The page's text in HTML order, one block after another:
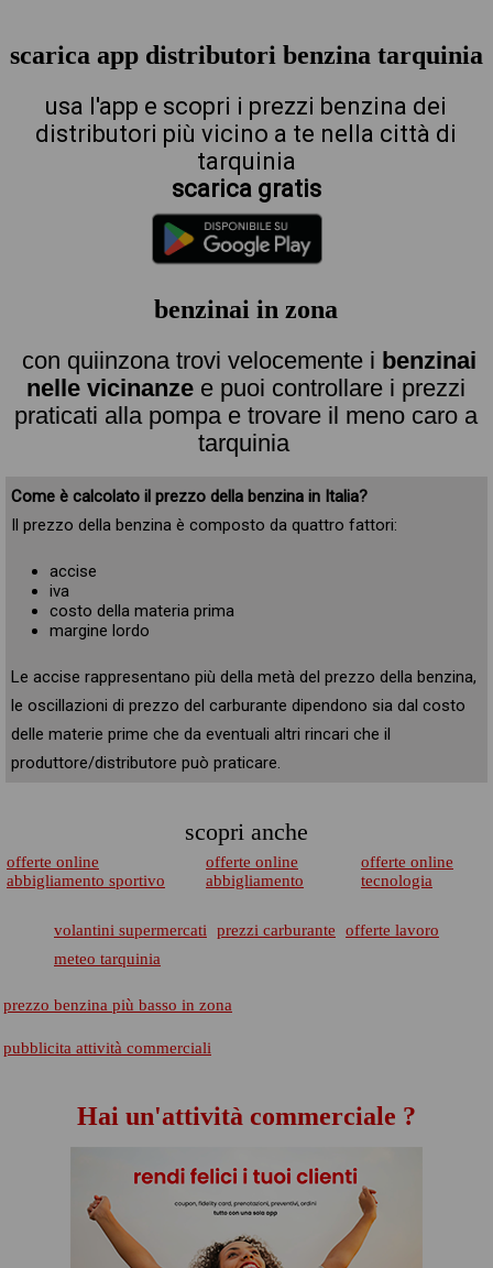
scarica app distributori benzina tarquinia
usa l'app e scopri i prezzi benzina dei
distributori più vicino a te nella città di
tarquinia
scarica gratis
benzinai in zona
con quiinzona trovi velocemente i benzinai
nelle vicinanze e puoi controllare i prezzi
praticati alla pompa e trovare il meno caro a
tarquinia
Come è calcolato il prezzo della benzina in Italia?
Il prezzo della benzina è composto da quattro fattori:
accise
iva
costo della materia prima
margine lordo
Le accise rappresentano più della metà del prezzo della benzina,
le oscillazioni di prezzo del carburante dipendono sia dal costo
delle materie prime che da eventuali altri rincari che il
produttore/distributore può praticare.
scopri anche
offerte online
abbigliamento sportivo
offerte online
abbigliamento
offerte online
tecnologia
volantini supermercati prezzi carburante
offerte lavoro
meteo tarquinia
prezzo benzina più basso in zona
pubblicita attività commerciali
Hai un'attività commerciale ?